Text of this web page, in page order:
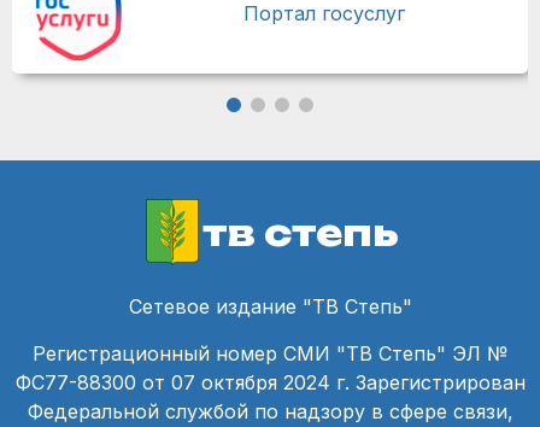
Портал госуслуг
тв степь
Сетевое издание "ТВ Степь"
Регистрационный номер СМИ "ТВ Степь" ЭЛ №
ФС77-88300 от 07 октября 2024 г. Зарегистрирован
Федеральной службой по надзору в сфере связи,